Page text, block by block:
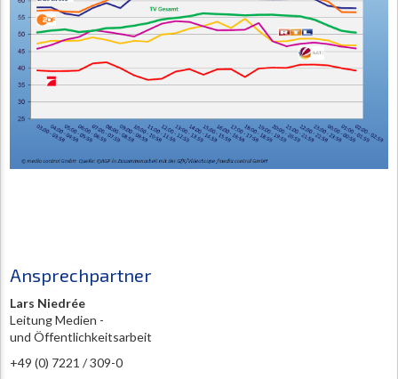
Ansprechpartner
Lars Niedrée
Leitung Medien -
und Öffentlichkeitsarbeit
+49 (0) 7221 / 309-0